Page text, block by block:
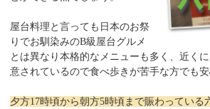
屋台料理と言っても日本のお祭
りでお馴染みのB級屋台グルメ
とは異なり本格的なメニューも多く、近く
意されているので食べ歩きが苦手な方でも安
夕方17時頃から朝方5時頃まで賑わっている